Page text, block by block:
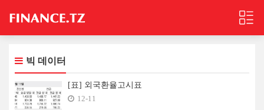
빅 데이터
[표] 외국환율고시표
12-11